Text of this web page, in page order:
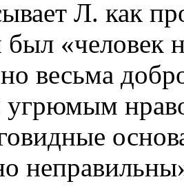
Л. как
был «человек
весьма